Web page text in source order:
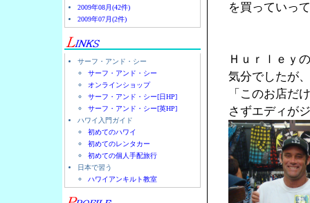
2009年08月(42件)
2009年07月(2件)
サーフ・アンド・シー
サーフ・アンド・シー
オンラインショップ
サーフ・アンド・シー[日HP]
サーフ・アンド・シー[英HP]
ハワイ入門ガイド
初めてのハワイ
初めてのレンタカー
初めての個人手配旅行
日本で習う
ハワイアンキルト教室
を買っていっ
Ｈｕｒｌｅｙ
気分でしたが、
「このお店だ
さずエディが